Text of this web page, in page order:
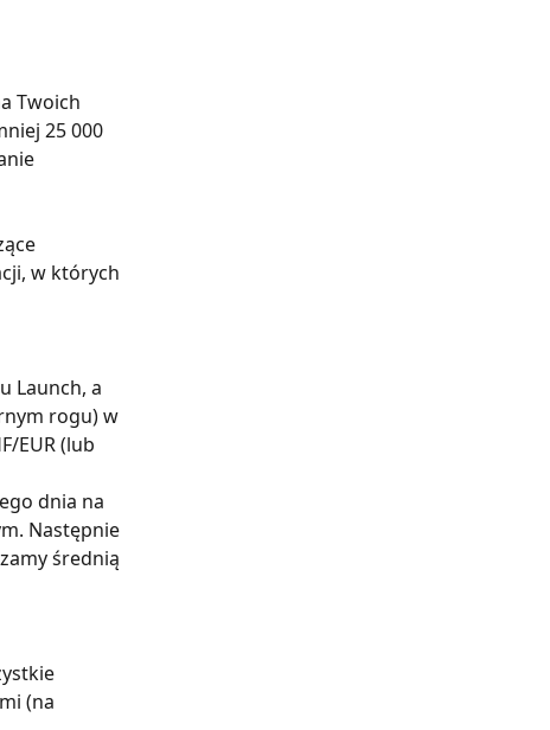
Twoich
25 000
w których
Launch, a
rogu) w
EUR (lub
dnia na
Następnie
średnią
(na